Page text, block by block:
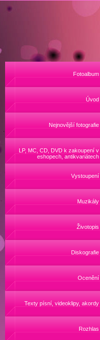
Fotoalbum
Úvod
Nejnovější fotografie
LP, MC, CD, DVD k zakoupení v
eshopech, antikvariátech
Vystoupení
Muzikály
Životopis
Diskografie
Ocenění
Texty písní, videoklipy, akordy
Rozhlas